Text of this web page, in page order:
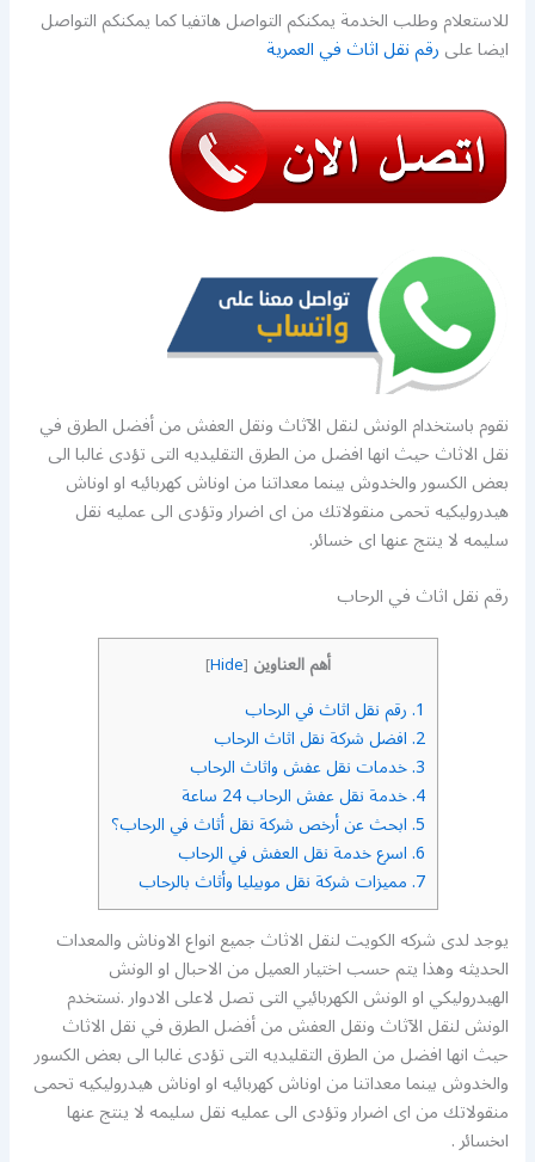
للاستعلام وطلب الخدمة يمكنكم التواصل هاتفيا كما يمكنكم التواصل
ايضا علىرقم نقل اثاث في العمرية
نقوم باستخدام الونش لنقل الآثاث ونقل العفش من أفضل الطرق في
نقل الاثاث حيث انها افضل من الطرق التقليديه التى تؤدى غالبا الى
بعض الكسور والخدوش بينما معداتنا من اوناش كهربائيه او اوناش
هيدروليكيه تحمى منقولاتك من اى اضرار وتؤدى الى عمليه نقل
سليمه لا ينتج عنها اى خسائر.
رقم نقل اثاث في الرحاب
أهم العناوين [
Hide
]
1. رقم نقل اثاث في الرحاب
2. افضل شركة نقل اثاث الرحاب
3. خدمات نقل عفش واثاث الرحاب
4. خدمة نقل عفش الرحاب 24 ساعة
5. ابحث عن أرخص شركة نقل أثاث في الرحاب؟
6. اسرع خدمة نقل العفش في الرحاب
7. مميزات شركة نقل موبيليا وأثاث بالرحاب
يوجد لدى شركه الكويت لنقل الاثاث جميع انواع الاوناش والمعدات
الحديثه وهذا يتم حسب اختيار العميل من الاحبال او الونش
الهيدروليكي او الونش الكهربائيي التى تصل لاعلى الادوار .نستخدم
الونش لنقل الآثاث ونقل العفش من أفضل الطرق في نقل الاثاث
حيث انها افضل من الطرق التقليديه التى تؤدى غالبا الى بعض الكسور
والخدوش بينما معداتنا من اوناش كهربائيه او اوناش هيدروليكيه تحمى
منقولاتك من اى اضرار وتؤدى الى عمليه نقل سليمه لا ينتج عنها
اىخسائر .